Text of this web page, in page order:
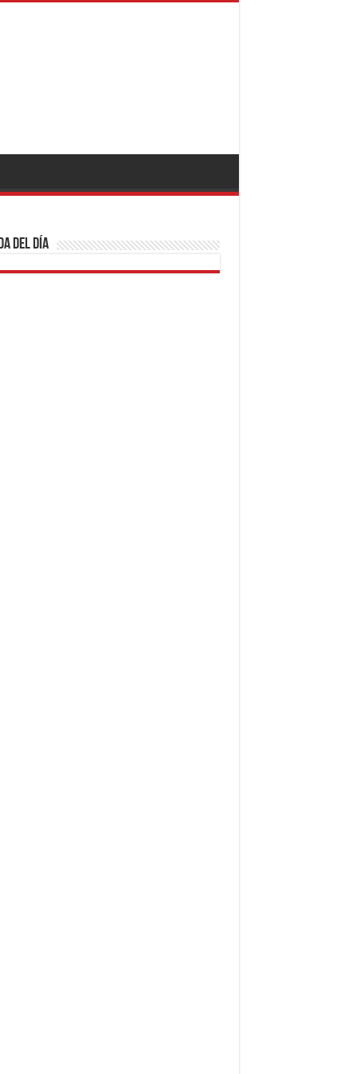
del día